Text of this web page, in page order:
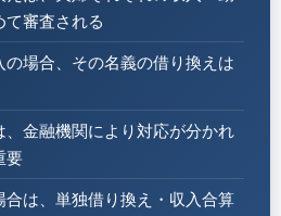
て審査される
の場合、その名義の借り換えは
金融機関により対応が分かれ
要
合は、単独借り換え・収入合算